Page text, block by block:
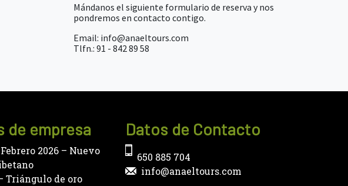
Mándanos el siguiente formulario de reserva y nos
pondremos en contacto contigo.
Email: info@anaeltours.com
Tlfn.: 91 - 842 89 58
de empresa
2026 – Nuevo
Triángulo de oro
Datos de Contacto
650 885 704
info@anaeltours.com